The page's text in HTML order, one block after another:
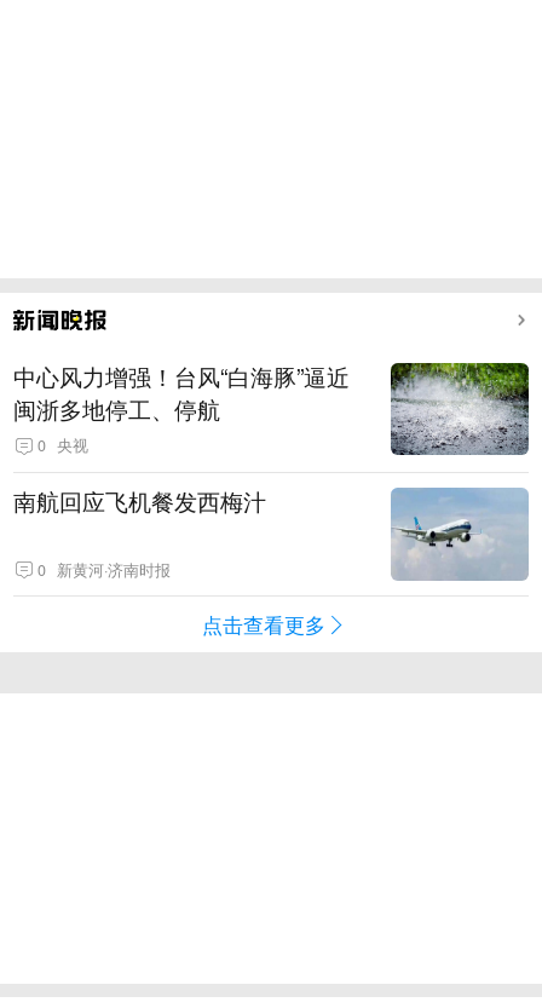
中心风力增强！台风“白海豚”逼近
闽浙多地停工、停航
0 央视
南航回应飞机餐发西梅汁
0 新黄河·济南时报
点击查看更多